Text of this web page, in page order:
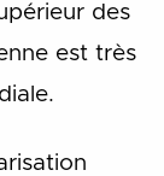
des
est très